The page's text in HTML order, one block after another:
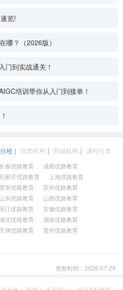
览!
哪？（2026版）
门到实战通关！
培训带你从入门到接单！
校 | 同类机构 | 同城机构 | 课程分类
春优路教育
成都优路教育
家庄优路教育
上海优路教育
安优路教育
苏州优路教育
山东优路教育
山西优路教育
江优路教育
安徽优路教育
北优路教育
湖南优路教育
天津优路教育
贵州优路教育
更新时间：2026-07-29